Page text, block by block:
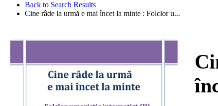
Back to Search Results
Cine râde la urmă e mai încet la minte : Folclor u...